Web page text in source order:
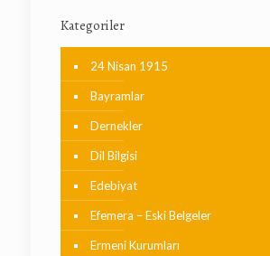
Kategoriler
24 Nisan 1915
Bayramlar
Dernekler
Dil Bilgisi
Edebiyat
Efemera – Eski Belgeler
Ermeni Kurumları